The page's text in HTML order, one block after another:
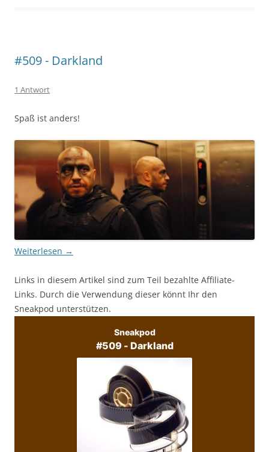
#509 - Darkland
1 Antwort
Spaß ist anders!
Weiterlesen →
Links in diesem Artikel sind zum Teil bezahlte Affiliate-
Links. Durch die Verwendung dieser könnt Ihr den
Sneakpod unterstützen.